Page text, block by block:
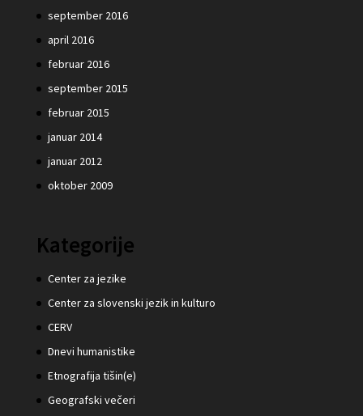
september 2016
april 2016
februar 2016
september 2015
februar 2015
januar 2014
januar 2012
oktober 2009
Kategorije
Center za jezike
Center za slovenski jezik in kulturo
CERV
Dnevi humanistike
Etnografija tišin(e)
Geografski večeri